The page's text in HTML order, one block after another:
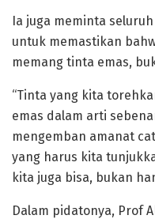
Ia juga meminta
untuk memastikan
memang tinta emas,
“Tinta yang kita
emas dalam arti
mengemban amanat
yang harus kita
kita juga bisa, bukan
Dalam pidatonya, Prof